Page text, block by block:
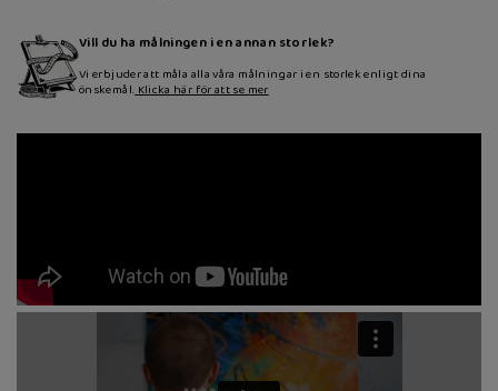
Vill du ha målningen i en annan storlek?
Vi erbjuder att måla alla våra målningar i en storlek enligt dina
önskemål.Klicka här för att se mer